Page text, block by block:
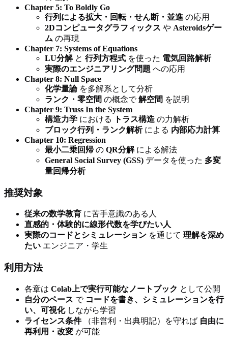
Chapter 5: To Boldly Go
行列による拡大・回転・せん断・並進 の応用
2Dコンピュータグラフィックス や Asteroidsゲー
ム の再現
Chapter 7: Systems of Equations
LU分解と 行列方程式 を使った 電気回路解析
実際のエンジニアリング問題 への応用
Chapter 8: Null Space
化学量論を多解系として分析
ランク・零空間 の概念で解空間 を説明
Chapter 9: Truss In the System
構造力学 における トラス構造 の力解析
ブロック行列・ランク解析による 内部応力計算
Chapter 10: Regression
最小二乗回帰 の QR分解による解法
General Social Survey (GSS) データを使った 多変
量回帰分析
推奨対象
従来の数学教育 に苦手意識のある人
直感的・体験的に線形代数を学びたい人
実際のコードとシミュレーション を通じて 理解を深め
たい エンジニア・学生
利用方法
各章は Colab上で実行可能なノートブック として公開
自分のペース で コードを書き、シミュレーションを行
い、可視化しながら学習
ライセンス条件（非営利・出典明記）を守れば 自由に
再利用・改変 が可能